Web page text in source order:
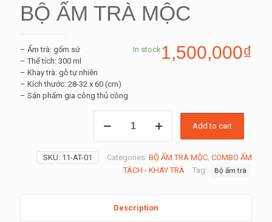
BỘ ẤM TRÀ MỘC
1,500,000₫
– Ấm trà: gốm sứ
– Thể tích: 300 ml
– Khay trà: gỗ tự nhiên
– Kích thước: 28-32 x 60 (cm)
– Sản phẩm gia công thủ công
In stock
ẤM
MỘC
quantity
Add to cart
SKU: 11-AT-01 Categories: BỘ ẤM TRÀ MỘC COMBO ẤM
TÁCH - KHAY TRÀ
Tag: Bộ ấm trà
Description